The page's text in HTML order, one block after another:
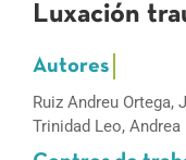
Luxación
Ruiz Andreu Ortega,
Trinidad Leo, Andrea